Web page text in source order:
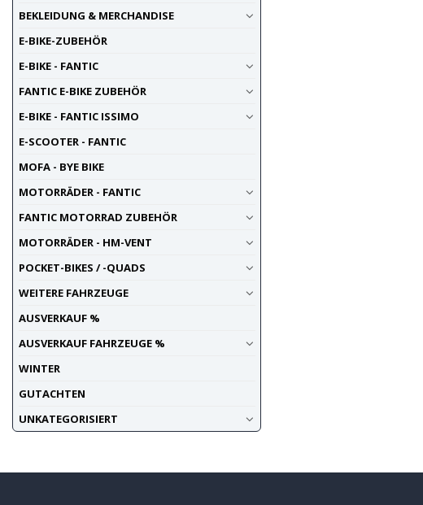
BEKLEIDUNG & MERCHANDISE
E-BIKE-ZUBEHÖR
E-BIKE - FANTIC
FANTIC E-BIKE ZUBEHÖR
E-BIKE - FANTIC ISSIMO
E-SCOOTER - FANTIC
MOFA - BYE BIKE
MOTORRÄDER - FANTIC
FANTIC MOTORRAD ZUBEHÖR
MOTORRÄDER - HM-VENT
POCKET-BIKES / -QUADS
WEITERE FAHRZEUGE
AUSVERKAUF %
AUSVERKAUF FAHRZEUGE %
WINTER
GUTACHTEN
UNKATEGORISIERT